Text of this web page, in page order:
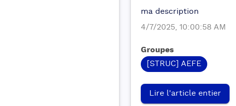
ma description
4/7/2025, 10:00:58 AM
Groupes
[STRUC] AEFE
Lire l'article entier